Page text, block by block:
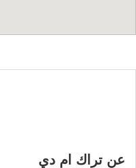
عن تراك ام دي